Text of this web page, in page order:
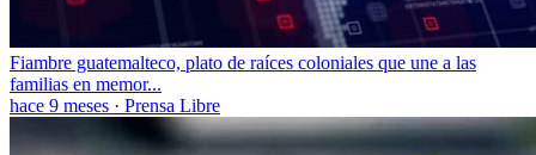
Fiambre guatemalteco, plato de raíces coloniales que une a las
familias en memor...
hace 9 meses · Prensa Libre